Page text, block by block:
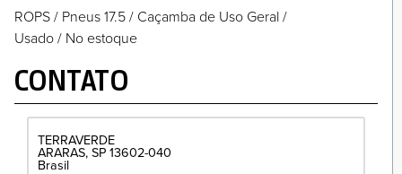
ROPS / Pneus 17.5 / Caçamba de Uso Geral /
Usado / No estoque
CONTATO
TERRAVERDE
ARARAS SP 13602-040
Brasil